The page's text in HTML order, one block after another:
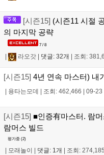
[시즌15] (시즌11 시절
의 마지막 공략
7 / 8
라오갓 댓글: 32개 조회:
[시즌15] 4년 연속 마스터) 내
용타는모데 조회: 462,466 09-23
[시즌15] ■인증有마스터. 람
람머스 빌드
평가중 (2)
| 모래놀이 | 댓글: 1개 | 조회: 274,185